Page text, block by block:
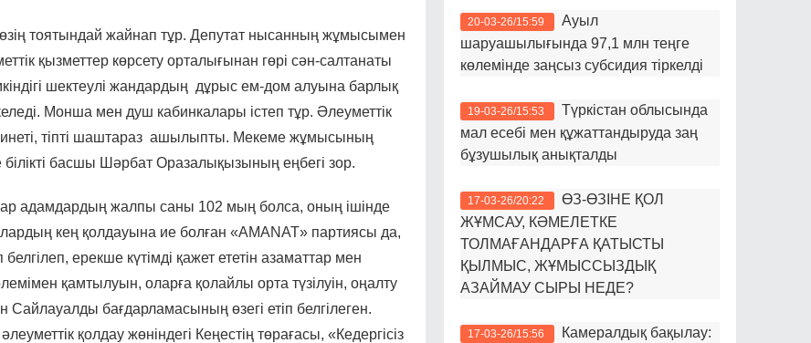
тоятындай жайнап тұр. Депутат нысанның жұмысымен
қызметтер көрсету орталығынан гөрі сән-салтанаты
шектеулі жандардың дұрыс ем-дом алуына барлық
Монша мен душ кабинкалары істеп тұр. Әлеуметтік
тіпті шаштараз ашылыпты. Мекеме жұмысының
басшы Шәрбат Оразалықызының еңбегі зор.
бар адамдардың жалпы саны 102 мың болса, оның ішінде
кең қолдауына ие болған «AMANAT» партиясы да,
белгілеп, ерекше күтімді қажет ететін азаматтар мен
қамтылуын, оларға қолайлы орта түзілуін, оңалту
Сайлауалды бағдарламасының өзегі етіп белгілеген.
қолдау жөніндегі Кеңестің төрағасы, «Кедергісіз
20-03-26/15:59
Ауыл
шаруашылығында 97,1 млн теңге
көлемінде заңсыз субсидия тіркелді
19-03-26/15:53
Түркістан облысында
мал есебі мен құжаттандыруда заң
бұзушылық анықталды
17-03-26/20:22
ӨЗ-ӨЗІНЕ ҚОЛ
ЖҰМСАУ, КӘМЕЛЕТКЕ
ТОЛМАҒАНДАРҒА ҚАТЫСТЫ
ҚЫЛМЫС, ЖҰМЫССЫЗДЫҚ
АЗАЙМАУ СЫРЫ НЕДЕ?
17-03-26/15:56
Камералдық бақылау: